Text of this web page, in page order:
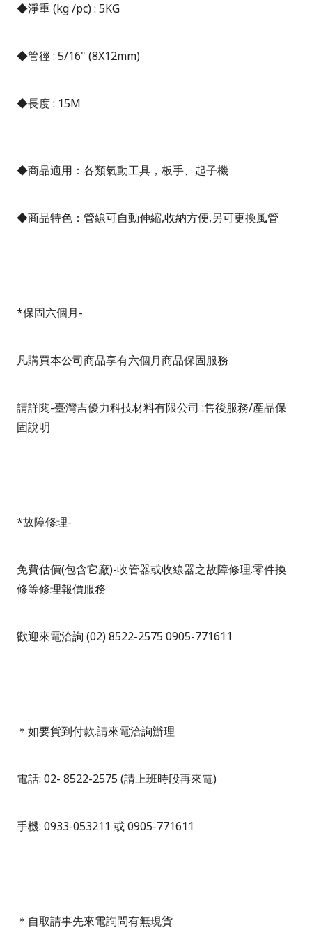
◆淨重(kg /pc) : 5KG
◆管徑 : 5/16" (8X12mm)
◆長度: 15M
◆商品適用：各類氣動工具，板手、起子機
◆商品特色：管線可自動伸縮,收納方便,另可更換風管
*保固六個月-
凡購買本公司商品享有六個月商品保固服務
請詳閱-臺灣吉優力科技材料有限公司 :售後服務/產品保
固說明
*故障修理-
免費估價(包含它廠)-收管器或收線器之故障修理.零件換
修等修理報價服務
歡迎來電洽詢 (02) 8522-2575 0905-771611
＊如要貨到付款.請來電洽詢辦理
電話: 02- 8522-2575 (請上班時段再來電)
手機: 0933-053211 或0905-771611
＊自取請事先來電詢問有無現貨